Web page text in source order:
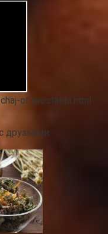
ot-prostatita.html
друзьями: